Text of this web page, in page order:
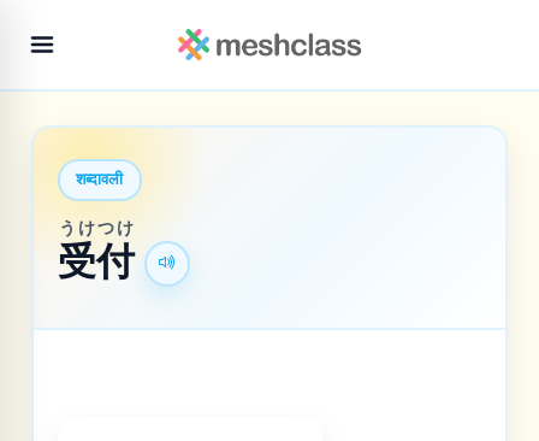
शब्दावली
受
うけ
付
つけ